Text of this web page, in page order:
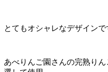
とてもオシャレなデザインで
あべりんご園さんの完熟り